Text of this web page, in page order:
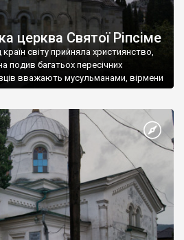
церква Святої Ріпсіме
світу прийняла християнство,
подив багатьох пересічних
вважають мусульманами, вірмени